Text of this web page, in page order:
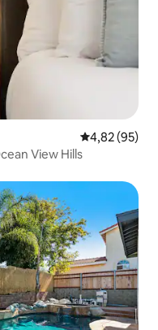
4,82 de uma
4,82 (95)
View Hills